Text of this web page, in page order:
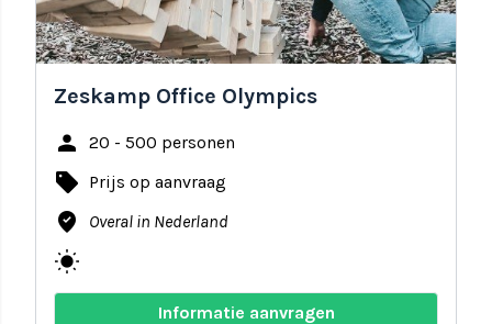
Zeskamp Office Olympics
person 20 - 500 personen
local_offer Prijs op aanvraag
where_to_vote Overal in Nederland
wb_sunny
Informatie aanvragen